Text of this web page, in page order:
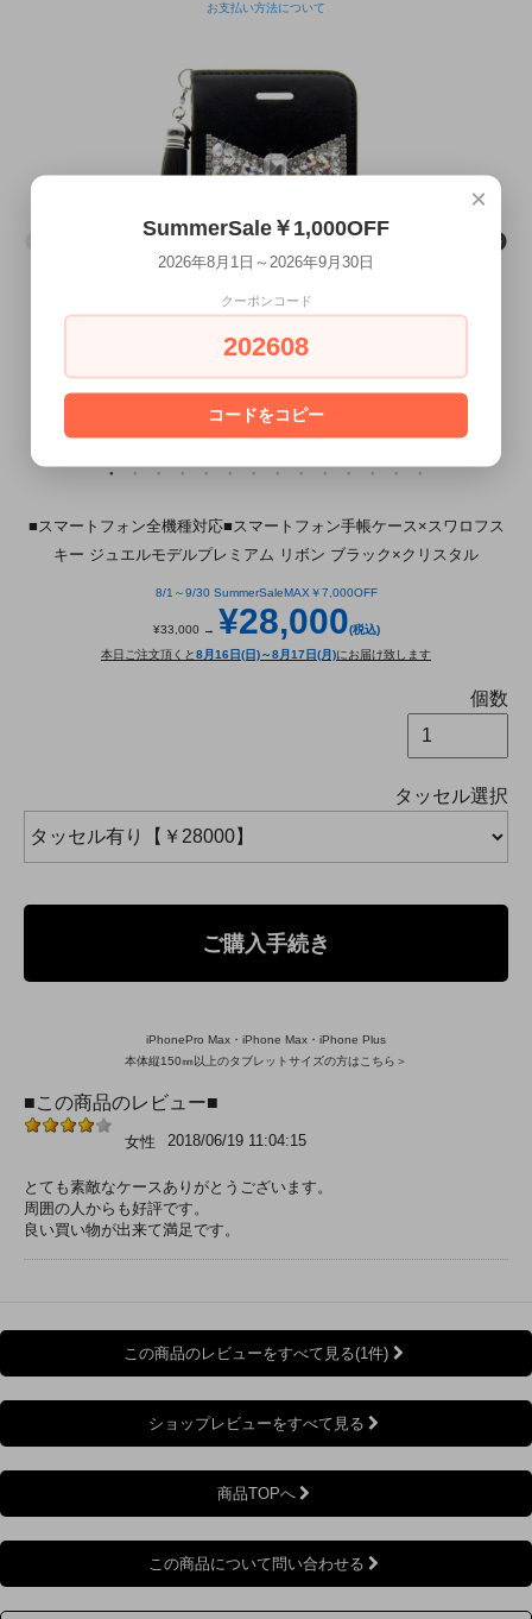
お支払い方法について
■スマートフォン全機種対応■スマートフォン手帳ケース×スワロフス
キー ジュエルモデルプレミアム リボン ブラック×クリスタル
8/1～9/30 SummerSaleMAX￥7,000OFF
¥33,000 → ¥28,000(税込)
本日ご注文頂くと8月16日(日)～8月17日(月)にお届け致します
個数
タッセル選択
ご購入手続き
iPhonePro Max・iPhone Max・iPhone Plus
本体縦150㎜以上のタブレットサイズの方はこちら＞
■この商品のレビュー■
女性 2018/06/19 11:04:15
とても素敵なケースありがとうございます。
周囲の人からも好評です。
良い買い物が出来て満足です。
この商品のレビューをすべて見る(1件)
ショップレビューをすべて見る
商品TOPへ
この商品について問い合わせる
×
SummerSale￥1,000OFF
2026年8月1日～2026年9月30日
クーポンコード
202608
コードをコピー